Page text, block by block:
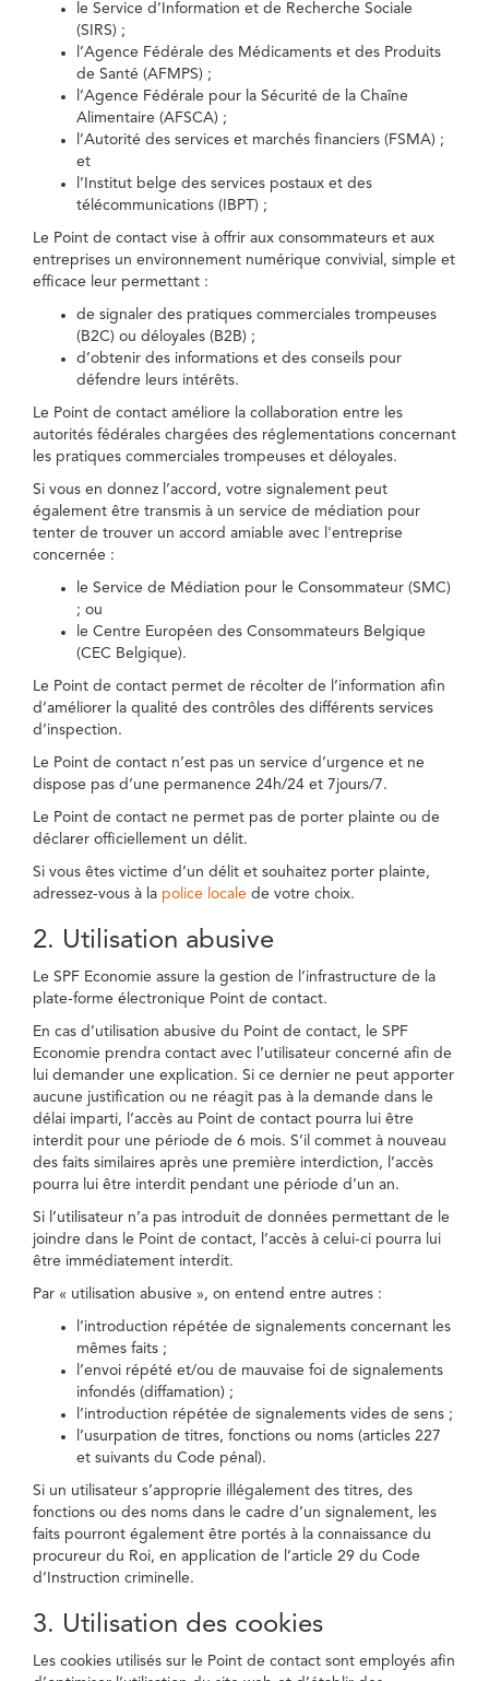
le Service d’Information et de Recherche Sociale
(SIRS) ;
l’Agence Fédérale des Médicaments et des Produits
de Santé (AFMPS) ;
l’Agence Fédérale pour la Sécurité de la Chaîne
Alimentaire (AFSCA) ;
l’Autorité des services et marchés financiers (FSMA) ;
et
l’Institut belge des services postaux et des
télécommunications (IBPT) ;
Le Point de contact vise à offrir aux consommateurs et aux
entreprises un environnement numérique convivial, simple et
efficace leur permettant :
de signaler des pratiques commerciales trompeuses
(B2C) ou déloyales (B2B) ;
d’obtenir des informations et des conseils pour
défendre leurs intérêts.
Le Point de contact améliore la collaboration entre les
autorités fédérales chargées des réglementations concernant
les pratiques commerciales trompeuses et déloyales.
Si vous en donnez l’accord, votre signalement peut
également être transmis à un service de médiation pour
tenter de trouver un accord amiable avec l'entreprise
concernée :
le Service de Médiation pour le Consommateur (SMC)
; ou
le Centre Européen des Consommateurs Belgique
(CEC Belgique).
Le Point de contact permet de récolter de l’information afin
d’améliorer la qualité des contrôles des différents services
d’inspection.
Le Point de contact n’est pas un service d’urgence et ne
dispose pas d’une permanence 24h/24 et 7jours/7.
Le Point de contact ne permet pas de porter plainte ou de
déclarer officiellement un délit.
Si vous êtes victime d’un délit et souhaitez porter plainte,
adressez-vous à la police locale de votre choix.
2. Utilisation abusive
Le SPF Economie assure la gestion de l’infrastructure de la
plate-forme électronique Point de contact.
En cas d’utilisation abusive du Point de contact, le SPF
Economie prendra contact avec l’utilisateur concerné afin de
lui demander une explication. Si ce dernier ne peut apporter
aucune justification ou ne réagit pas à la demande dans le
délai imparti, l’accès au Point de contact pourra lui être
interdit pour une période de 6 mois. S’il commet à nouveau
des faits similaires après une première interdiction, l’accès
pourra lui être interdit pendant une période d’un an.
Si l’utilisateur n’a pas introduit de données permettant de le
joindre dans le Point de contact, l’accès à celui-ci pourra lui
être immédiatement interdit.
Par « utilisation abusive », on entend entre autres :
l’introduction répétée de signalements concernant les
mêmes faits ;
l’envoi répété et/ou de mauvaise foi de signalements
infondés (diffamation) ;
l’introduction répétée de signalements vides de sens ;
l’usurpation de titres, fonctions ou noms (articles 227
et suivants du Code pénal).
Si un utilisateur s’approprie illégalement des titres, des
fonctions ou des noms dans le cadre d’un signalement, les
faits pourront également être portés à la connaissance du
procureur du Roi, en application de l’article 29 du Code
d’Instruction criminelle.
3. Utilisation des cookies
Les cookies utilisés sur le Point de contact sont employés afin